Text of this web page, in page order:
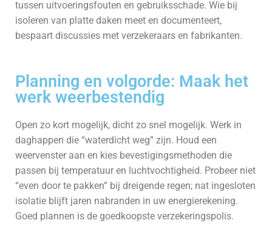
tussen uitvoeringsfouten en gebruiksschade. Wie bij
isoleren van platte daken meet en documenteert,
bespaart discussies met verzekeraars en fabrikanten.
Planning en volgorde: Maak het
werk weerbestendig
Open zo kort mogelijk, dicht zo snel mogelijk. Werk in
daghappen die “waterdicht weg” zijn. Houd een
weervenster aan en kies bevestigingsmethoden die
passen bij temperatuur en luchtvochtigheid. Probeer niet
“even door te pakken” bij dreigende regen; nat ingesloten
isolatie blijft jaren nabranden in uw energierekening.
Goed plannen is de goedkoopste verzekeringspolis.